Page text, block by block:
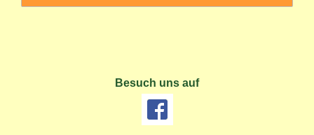
Besuch uns auf